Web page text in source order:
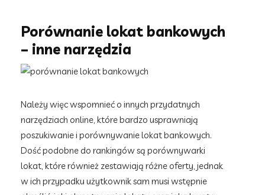
Porównanie lokat bankowych
– inne narzędzia
Należy więc wspomnieć o innych przydatnych
narzędziach online, które bardzo usprawniają
poszukiwanie i porównywanie lokat bankowych.
Dość podobne do rankingów są porównywarki
lokat, które również zestawiają różne oferty, jednak
w ich przypadku użytkownik sam musi wstępnie